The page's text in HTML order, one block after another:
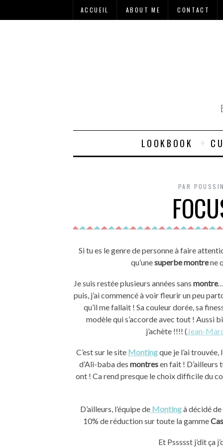
ACCUEIL ABOUT ME CONTACT
LOOKBOOK
PAR
Si tu es le genre de personne à faire attention aux détails, tu as du remarquer depuis quelques temps
qu’unesuperbe montrene
Je suis restée plusieurs années sans montre
puis, j’ai commencé à voir fleurir un peu
qu’il me fallait ! Sa couleur dorée, sa
modèle qui s’accorde avec tout ! Aussi
j’achète !!!! (Jean-
C’est sur le site Montingque je l’ai trouvée,
d’Ali-baba des montresen fait ! D’ailleurs
ont ! Ca rend presque le choix difficile du
D’ailleurs, l’équipe de Montingà décidé
10% de réduction sur toute la gamme
Et Pssssst j’dit ça